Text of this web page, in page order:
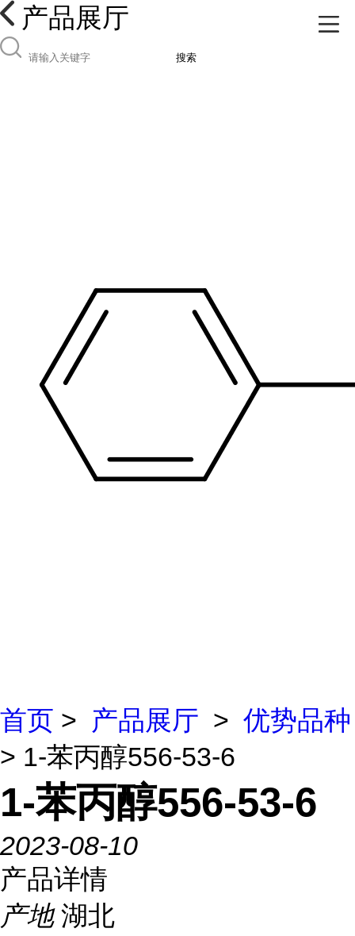
产品展厅
搜索
首页 > 产品展厅 > 优势品种
> 1-苯丙醇556-53-6
1-苯丙醇556-53-6
2023-08-10
产品详情
产地 湖北